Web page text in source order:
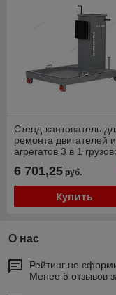
Стенд-кантователь
ремонта двигателей и
агрегатов 3 в 1
6 701,25 руб.
Купить
О нас
Рейтинг не
Менее 5 отзывов